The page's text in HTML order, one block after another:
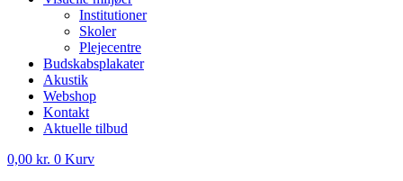
Institutioner
Skoler
Plejecentre
Budskabsplakater
Akustik
Webshop
Kontakt
Aktuelle tilbud
0,00 kr. 0 Kurv